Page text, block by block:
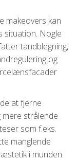
makeovers kan
situation. Nogle
tandblegning,
og
at fjerne
mere strålende
som f.eks.
manglende
i munden.